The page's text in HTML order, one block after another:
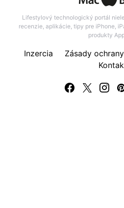
Lifestylový technologický portál
recenzie, aplikácie, tipy pre iPhone,
produkty
Inzercia
Zásady